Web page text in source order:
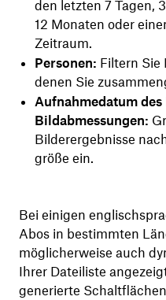
den letzten 7 Tagen,
12 Monaten oder
Zeitraum.
Personen: Filtern Sie
denen Sie
Aufnahmedatum des
Bildabmessungen:
Bilderergebnisse
größe ein.
Bei einigen
Abos in bestimmten
möglicherweise auch
Ihrer Dateiliste
generierte